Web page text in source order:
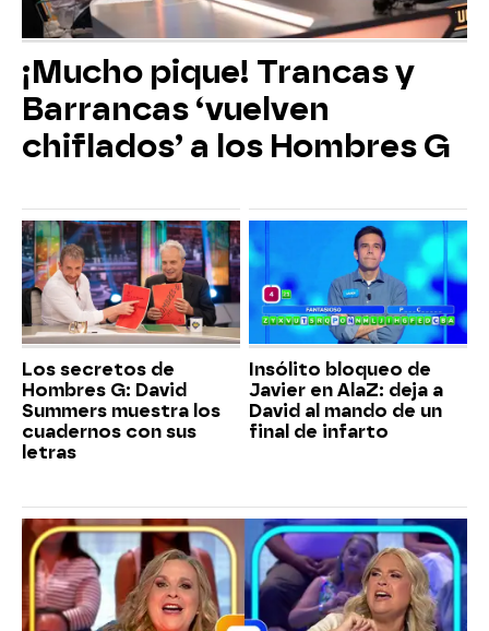
¡Mucho pique! Trancas y
Barrancas ‘vuelven
chiflados’ a los Hombres G
Los secretos de
Hombres G: David
Summers muestra los
cuadernos con sus
letras
Insólito bloqueo de
Javier en AlaZ: deja a
David al mando de un
final de infarto